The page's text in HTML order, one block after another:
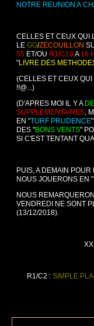
NOTRE REUNION A
CELLES ET CEUX QUI
LE GG/ZECOUILLON
55 ET/OU R1/C10A 16
"LIVRE DES
(CELLES ET CEUX
!!@...)
(D'APRES MOI IL Y A
SUPPLEMENTAIRES,
EN "TURF PRUDENCE
DES "BONS VENTS"
SI C'EST TENTANT
PUIS, A DEMAIN
NOUS JOUERONS EN "
NOUS
VENDREDI NE SONT
(13/12/2018).
R1/C2 : SIMPLE